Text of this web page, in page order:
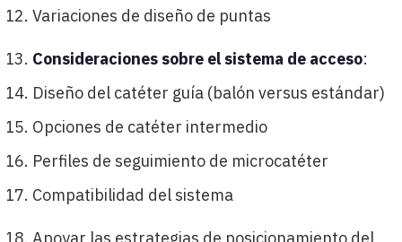
Variaciones de diseño de puntas
Consideraciones sobre el sistema de acceso:
Diseño del catéter guía (balón versus estándar)
Opciones de catéter intermedio
Perfiles de seguimiento de microcatéter
Compatibilidad del sistema
Apoyar las estrategias de posicionamiento del